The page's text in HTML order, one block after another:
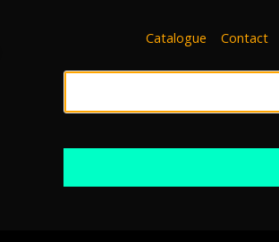
Catalogue Contact